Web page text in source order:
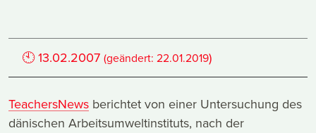
🕙13.02.2007 (geändert:22.01.2019)
TeachersNews berichtet von einer Untersuchung des
dänischen Arbeitsumweltinstituts, nach der